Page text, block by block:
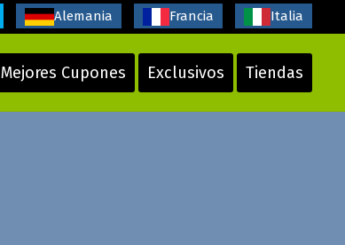
Mejores Cupones Exclusivos Tiendas
Alemania Francia Italia